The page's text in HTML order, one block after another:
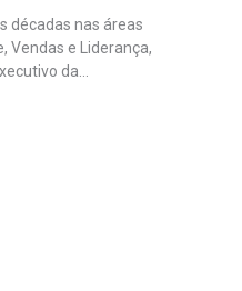
décadas nas áreas
Vendas e Liderança,
da...